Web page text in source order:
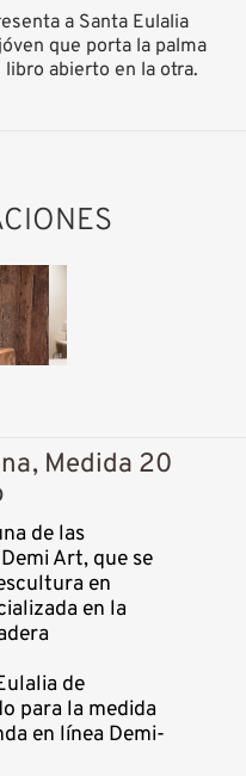
a Santa Eulalia
que porta la palma
abierto en la otra.
Medida 20
de las
Art, que se
en
en la
de
para la medida
en línea Demi-